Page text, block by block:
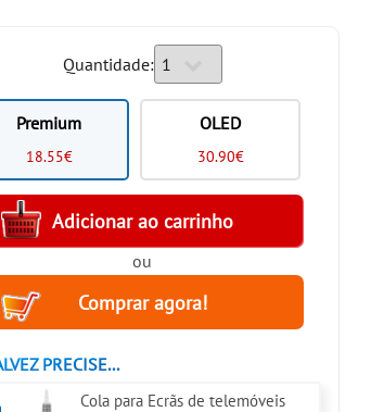
Quantidade:
Premium
18.55€
OLED
30.90€
ou
PRECISE...
Cola para Ecrãs de telemóveis